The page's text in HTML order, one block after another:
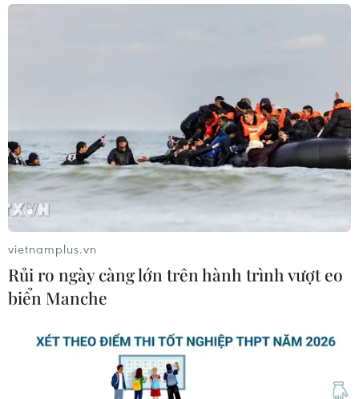
vietnamplus.vn
Rủi ro ngày càng lớn trên hành trình vượt eo
biển Manche